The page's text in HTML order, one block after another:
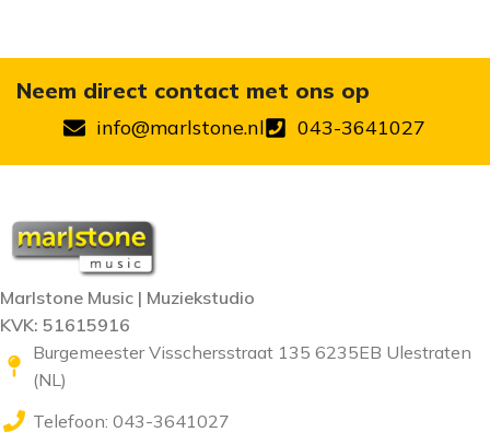
Neem direct contact met ons op
info@marlstone.nl 043-3641027
Marlstone Music | Muziekstudio
KVK: 51615916
Burgemeester Visschersstraat 135 6235EB Ulestraten
(NL)
Telefoon: 043-3641027